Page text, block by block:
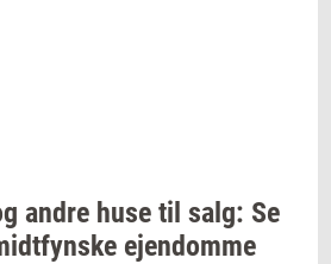
andre huse til salg: Se
ejen­dom­me